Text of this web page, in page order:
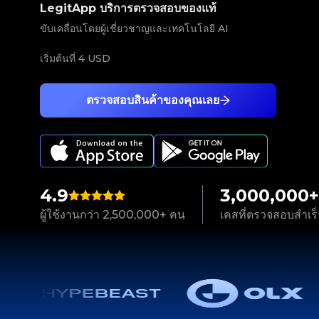
4.9
ผู้ใช้งานกว่า 2,500,000+ คน
3,000,000+
เคสที่ตรวจสอบสำเ
ตรวจสอบสินค้าของคุณเลย
LegitApp บริการตรวจสอบของแท้
ขับเคลื่อนโดยผู้เชี่ยวชาญและเทคโนโลยี AI
เริ่มต้นที่ 4 USD